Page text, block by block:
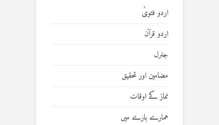
اردو فتویٰ
اردو قرآن
جنرل
مضامین اور تحقیق
نماز کے اوقات
ہمارے بارے میں